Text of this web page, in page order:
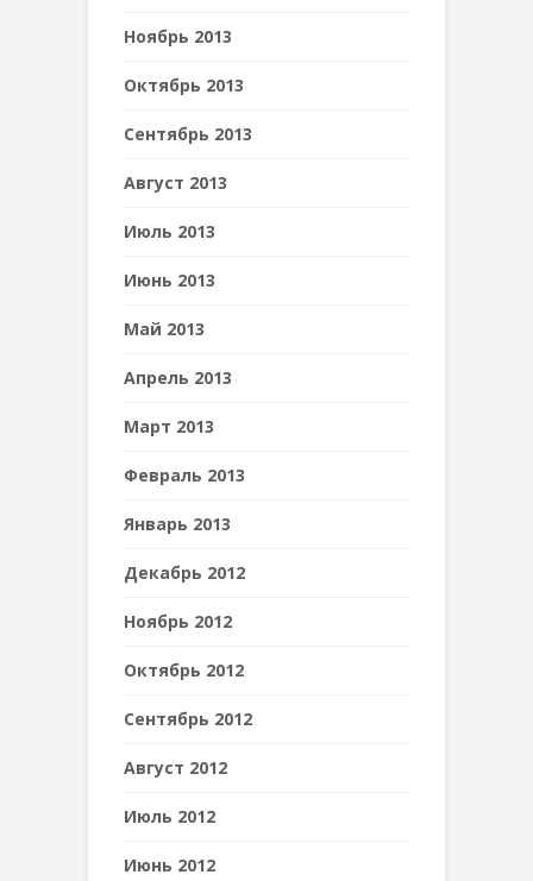
Ноябрь 2013
Октябрь 2013
Сентябрь 2013
Август 2013
Июль 2013
Июнь 2013
Май 2013
Апрель 2013
Март 2013
Февраль 2013
Январь 2013
Декабрь 2012
Ноябрь 2012
Октябрь 2012
Сентябрь 2012
Август 2012
Июль 2012
Июнь 2012